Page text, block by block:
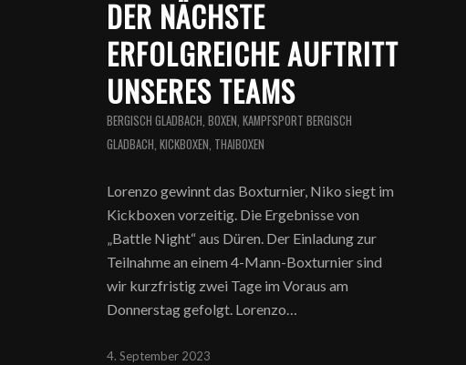
DER NÄCHSTE
ERFOLGREICHE AUFTRITT
UNSERES TEAMS
BERGISCH GLADBACH,BOXEN,KAMPFSPORT BERGISCH
GLADBACH,KICKBOXEN, THAIBOXEN
Lorenzo gewinnt das Boxturnier, Niko siegt im
Kickboxen vorzeitig. Die Ergebnisse von
„Battle Night“ aus Düren. Der Einladung zur
Teilnahme an einem 4-Mann-Boxturnier sind
wir kurzfristig zwei Tage im Voraus am
Donnerstag gefolgt. Lorenzo…
4. September 2023